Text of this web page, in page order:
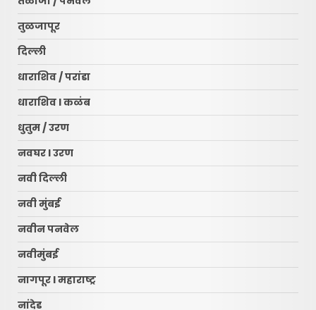
तुळजापूर
दिल्ली
धाराशिव / परांडा
धाराशिव l कळंब
धुतुम / उरण
नवघर l उरण
नवी दिल्ली
नवी मुंबई
नवीन पनवेल
नवीमुंबई
नागपूर l महाराष्ट्र
नांदेड